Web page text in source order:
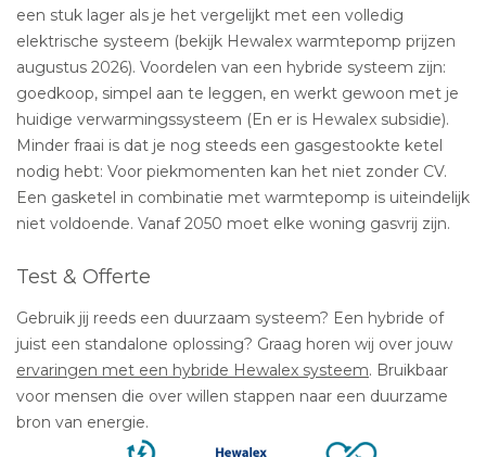
een stuk lager als je het vergelijkt met een volledig
elektrische systeem (bekijk Hewalex warmtepomp prijzen
augustus 2026). Voordelen van een hybride systeem zijn:
goedkoop, simpel aan te leggen, en werkt gewoon met je
huidige verwarmingssysteem (En er is Hewalex subsidie).
Minder fraai is dat je nog steeds een gasgestookte ketel
nodig hebt: Voor piekmomenten kan het niet zonder CV.
Een gasketel in combinatie met warmtepomp is uiteindelijk
niet voldoende. Vanaf 2050 moet elke woning gasvrij zijn.
Test & Offerte
Gebruik jij reeds een duurzaam systeem? Een hybride of
juist een standalone oplossing? Graag horen wij over jouw
ervaringen met een hybride Hewalex systeem. Bruikbaar
voor mensen die over willen stappen naar een duurzame
bron van energie.